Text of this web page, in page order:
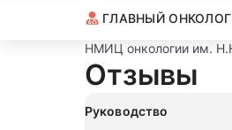
ГЛАВНЫЙ ОНКОЛОГ
НМИЦ онкологии им.
Отзывы
Руководство